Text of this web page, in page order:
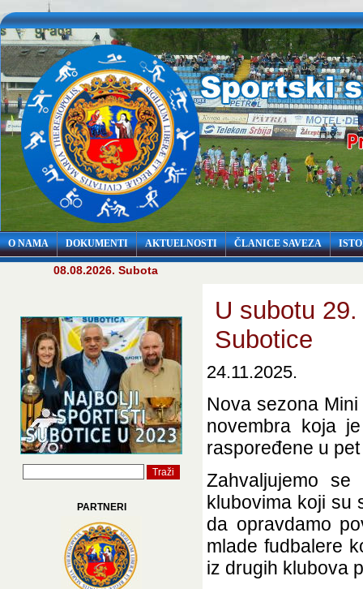
O NAMA DOKUMENTI AKTUELNOSTI ČLANICE SAVEZA
08.08.2026. Subota
PARTNERI
U subotu
Subotice
24.11.2025.
Nova sezona
novembra koja
raspoređene u
Zahvaljujemo
klubovima koji su
da opravdamo
mlade fudbalere
iz drugih klubova